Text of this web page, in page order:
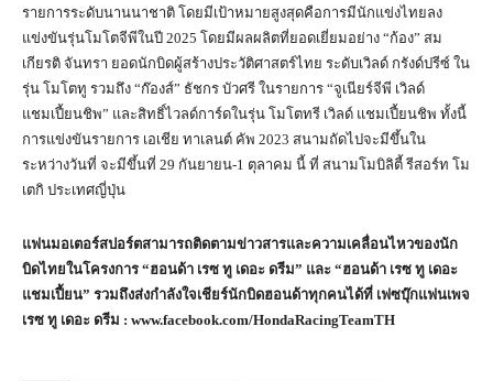
รายการระดับนานนาชาติ โดยมีเป้าหมายสูงสุดคือการมีนักแข่งไทยลง
แข่งขันรุ่นโมโตจีพีในปี 2025 โดยมีผลผลิตที่ยอดเยี่ยมอย่าง “ก้อง” สม
เกียรติ จันทรา ยอดนักบิดผู้สร้างประวัติศาสตร์ไทย ระดับเวิลด์ กรังด์ปรีซ์ ใน
รุ่น โมโตทู รวมถึง “ก๊องส์” ธัชกร บัวศรี ในรายการ “จูเนียร์จีพี เวิลด์
แชมเปี้ยนชิพ” และสิทธิ์ไวลด์การ์ดในรุ่น โมโตทรี เวิลด์ แชมเปี้ยนชิพ ทั้งนี้
การแข่งขันรายการ เอเชีย ทาเลนต์ คัพ 2023 สนามถัดไปจะมีขึ้นใน
ระหว่างวันที่ จะมีขึ้นที่ 29 กันยายน-1 ตุลาคม นี้ ที่ สนามโมบิลิตี้ รีสอร์ท โม
เตกิ ประเทศญี่ปุ่น
แฟนมอเตอร์สปอร์ตสามารถติดตามข่าวสารและความเคลื่อนไหวของนัก
บิดไทยในโครงการ “ฮอนด้า เรซ ทู เดอะ ดรีม” และ “ฮอนด้า เรซ ทู เดอะ
แชมเปี้ยน” รวมถึงส่งกำลังใจเชียร์นักบิดฮอนด้าทุกคนได้ที่ เฟซบุ๊กแฟนเพจ
เรซ ทู เดอะ ดรีม : www.facebook.com/HondaRacingTeamTH